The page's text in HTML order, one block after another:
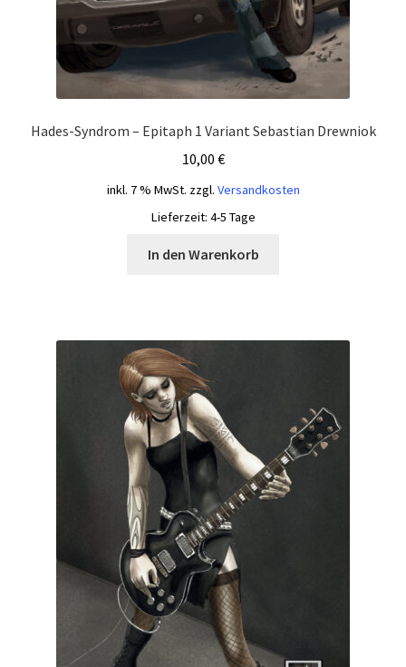
Hades-Syndrom – Epitaph 1 Variant Sebastian Drewniok
10,00 €
inkl. 7 % MwSt. zzgl. Versandkosten
Lieferzeit: 4-5 Tage
In den Warenkorb